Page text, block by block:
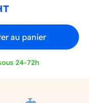
au panier
24-72h